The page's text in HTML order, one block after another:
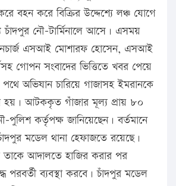
বহন করে বিক্রির উদ্দেশ্যে লঞ্চ যোগে
চাঁদপুর নৌ-টার্মিনালে আসে। এসময়
এসআই মোশারফ হোসেন, এসআই
গোপন সংবাদের ভিত্তিতে খবর পেয়ে
পথে অভিযান চারিয়ে গাজাসহ ইমরানকে
আটককৃত গাঁজার মূল্য প্রায় ৮০
পুলিশ কর্তৃপক্ষ জানিয়েছেন। বর্তমানে
মডেল থানা হেফাজতে রয়েছে।
তাকে আদালতে হাজির করার পর
পরবর্তী ব্যবস্থা করবে। চাঁদপুর মডেল